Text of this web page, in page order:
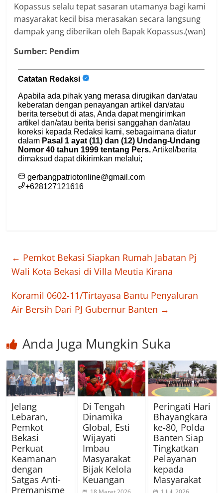
Kopassus selalu tepat sasaran utamanya bagi kami
masyarakat kecil bisa merasakan secara langsung
dampak yang diberikan oleh Bapak Kopassus.(wan)
Sumber: Pendim
← Pemkot Bekasi Siapkan Rumah Jabatan Pj
Wali Kota Bekasi di Villa Meutia Kirana
Koramil 0602-11/Tirtayasa Bantu Penyaluran
Air Bersih Dari PJ Gubernur Banten →
Anda Juga Mungkin Suka
Jelang
Lebaran,
Pemkot
Bekasi
Perkuat
Keamanan
dengan
Satgas Anti-
Premanisme
Di Tengah
Dinamika
Global, Esti
Wijayati
Imbau
Masyarakat
Bijak Kelola
Keuangan
Peringati Hari
Bhayangkara
ke-80, Polda
Banten Siap
Tingkatkan
Pelayanan
kepada
Masyarakat